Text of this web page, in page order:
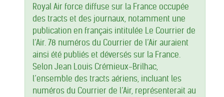
Royal Air force diffuse sur la France occupée
des tracts et des journaux, notamment une
publication en français intitulée Le Courrier de
l’Air. 78 numéros du Courrier de l’Air auraient
ainsi été publiés et déversés sur la France.
Selon Jean Louis Crémieux-Brilhac,
l’ensemble des tracts aériens, incluant les
numéros du Courrier de l’Air, représenterait au